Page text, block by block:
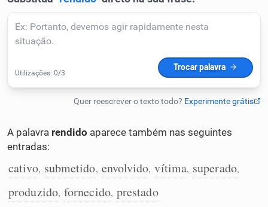
Corrigir Texto
Humanizador de IA
Conexões
A palavra rendido aparece também nas seguintes
entradas:
cativo, submetido, envolvido, vítima, superado,
produzido, fornecido, prestado